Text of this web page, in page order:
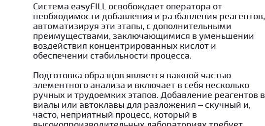
Система easyFILL освобождает оператора от
необходимости добавления и разбавления реагентов,
автоматизируя эти этапы, с дополнительными
преимуществами, заключающимися в уменьшении
воздействия концентрированных кислот и
обеспечении стабильности процесса.
Подготовка образцов является важной частью
элементного анализа и включает в себя несколько
ручных и трудоемких этапов. Добавление реагентов в
виалы или автоклавы для разложения – скучный и,
часто, неприятный процесс, который в